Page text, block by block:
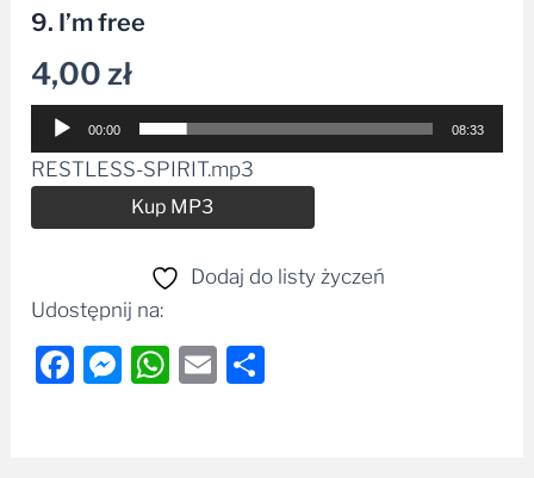
9. I’m free
4,00zł
Odtwarzacz
plików
dźwiękowych
00:00 08:33
RESTLESS-SPIRIT.mp3
Kup MP3
Dodaj do listy życzeń
Udostępnij na:
Facebook
Messenger
WhatsApp
Email